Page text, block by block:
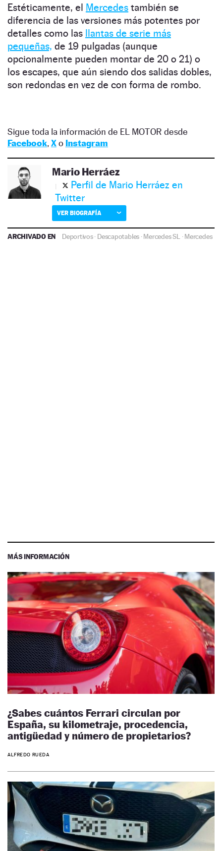
Estéticamente, el Mercedes también se
diferencia de las versiones más potentes por
detalles como las llantas de serie más
pequeñas, de 19 pulgadas (aunque
opcionalmente pueden montar de 20 o 21) o
los escapes, que aún siendo dos salidas dobles,
son redondas en vez de con forma de rombo.
Sigue toda la información de EL MOTOR desde
Facebook, Xo Instagram
Mario Herráez
Perfil de Mario Herráez en
Twitter
VER BIOGRAFÍA
ARCHIVADO EN Deportivos· Descapotables ·Mercedes SL ·Mercedes
MÁS INFORMACIÓN
¿Sabes cuántos Ferrari circulan por
España, su kilometraje, procedencia,
antigüedad y número de propietarios?
ALFREDO RUEDA